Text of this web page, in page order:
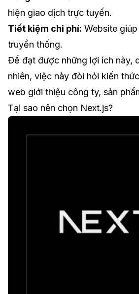
hiện giao dịch trực tuyến.
Tiết kiệm chi phí: Website
truyền thống.
Để đạt được những lợi ích này,
nhiên, việc này đòi hỏi kiến
web giới thiệu công ty, sản
Tại sao nên chọn Next.js?